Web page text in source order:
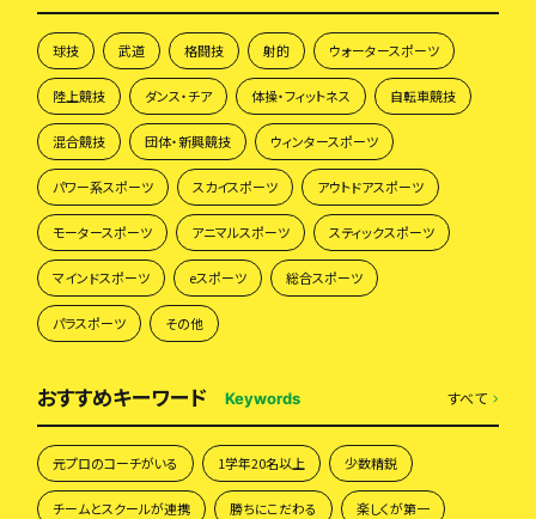
球技 武道 格闘技 射的 ウォータースポーツ
陸上競技 ダンス・チア 体操・フィットネス 自転車競技
混合競技 団体・新興競技 ウィンタースポーツ
パワー系スポーツ スカイスポーツ アウトドアスポーツ
モータースポーツ アニマルスポーツ スティックスポーツ
マインドスポーツ eスポーツ 総合スポーツ
パラスポーツ その他
おすすめキーワード Keywords すべて
元プロのコーチがいる 1学年20名以上 少数精鋭
チームとスクールが連携 勝ちにこだわる 楽しくが第一